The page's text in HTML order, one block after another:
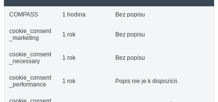
COMPASS 1 hodina Bez popisu
cookie_consent
_marketing
1 rok Bez popisu
cookie_consent
_necessary
1 rok Bez popisu
cookie_consent
_performance
1 rok Popis nie je k dispozícii.